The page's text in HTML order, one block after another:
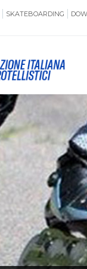
SKATEBOARDING